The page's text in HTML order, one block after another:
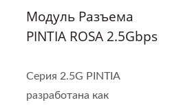
Модуль Разъема
PINTIA ROSA 2.5Gbps
Серия 2.5G PINTIA
разработана как